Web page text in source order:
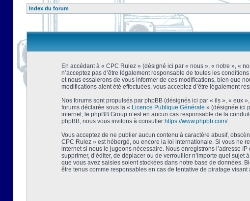
Index du forum
En accédant à « CPC Rulez » (désigné ici par « nous », « notre », «
n’acceptez pas d’être légalement responsable de toutes les
et nous essaierons de vous informer de ces modifications, bien que
modifications aient été effectuées, vous acceptez d’être légalement
Nos forums sont propulsés par phpBB (désignés ici par « ils », « eux
forums déclarée sous la « Licence Publique Générale » (désignée ici
internet, le phpBB Group n’est en aucun cas responsable de la
phpBB, nous vous invitons à consulter https://www.phpbb.com/.
Vous acceptez de ne publier aucun contenu à caractère abusif,
CPC Rulez » est hébergé, ou encore la loi internationale. Si vous ne
internet si nous le jugeons nécessaire. Nous enregistrons l’adresse
supprimer, d’éditer, de déplacer ou de verrouiller n’importe quel
que vous avez saisies soient stockées dans notre base de données.
être tenus comme responsables en cas de tentative de piratage